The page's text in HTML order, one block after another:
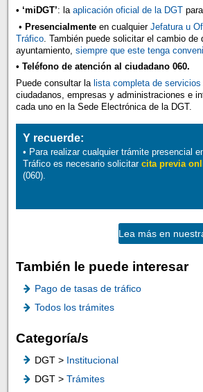
• ‘miDGT’: la aplicación oficial de la DGT
• Presencialmente en cualquier Jefatura u
Tráfico. También puede solicitar el cambio de
ayuntamiento, siempre que este tenga
• Teléfono de atención al ciudadano 060.
Puede consultar la lista completa de servicios
ciudadanos, empresas y administraciones e
cada uno en la Sede Electrónica de la DGT.
Y recuerde:
• Para realizar cualquier trámite presencial
Tráfico es necesario solicitar cita previa
(060).
Lea más en
También le puede interesar
Pago de tasas de tráfico
Todos los trámites
Categoría/s
DGT > Institucional
DGT > Trámites